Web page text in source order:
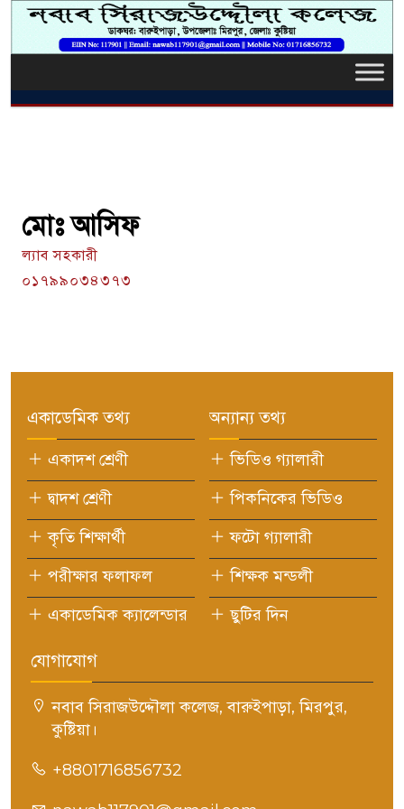
মোঃ আসিফ
ল্যাব সহকারী
০১৭৯৯০৩৪৩৭৩
একাডেমিক তথ্য
একাদশ শ্রেণী
দ্বাদশ শ্রেণী
কৃতি শিক্ষার্থী
পরীক্ষার ফলাফল
একাডেমিক ক্যালেন্ডার
অন্যান্য তথ্য
ভিডিও গ্যালারী
পিকনিকের ভিডিও
ফটো গ্যালারী
শিক্ষক মন্ডলী
ছুটির দিন
যোগাযোগ
নবাব সিরাজউদ্দৌলা কলেজ, বারুইপাড়া, মিরপুর,
কুষ্টিয়া।
+8801716856732